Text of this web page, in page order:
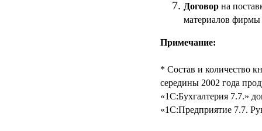
Договор на
материалов
Примечание:
* Состав и количество
середины 2002 года
«1С:Бухгалтерия 7.7.»
«1С:Предприятие 7.7.